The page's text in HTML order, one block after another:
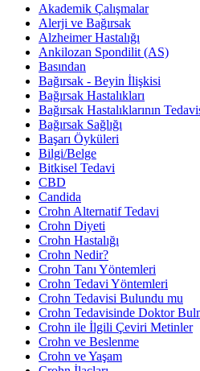
Akademik Çalışmalar
Alerji ve Bağırsak
Alzheimer Hastalığı
Ankilozan Spondilit (AS)
Basından
Bağırsak - Beyin İlişkisi
Bağırsak Hastalıkları
Bağırsak Hastalıklarının
Bağırsak Sağlığı
Başarı Öyküleri
Bilgi/Belge
Bitkisel Tedavi
CBD
Candida
Crohn Alternatif Tedavi
Crohn Diyeti
Crohn Hastalığı
Crohn Nedir?
Crohn Tanı Yöntemleri
Crohn Tedavi Yöntemleri
Crohn Tedavisi Bulundu mu
Crohn Tedavisinde Doktor
Crohn ile İlgili Çeviri Metinler
Crohn ve Beslenme
Crohn ve Yaşam